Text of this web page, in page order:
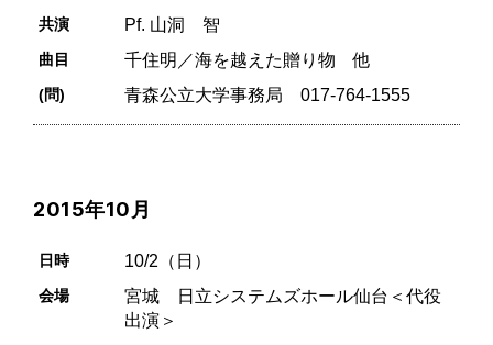
共演 Pf. 山洞 智
曲目 千住明／海を越えた贈り物 他
(問) 青森公立大学事務局 017-764-1555
2015年10月
日時 10/2（日）
会場
宮城 日立システムズホール仙台＜代役
出演＞